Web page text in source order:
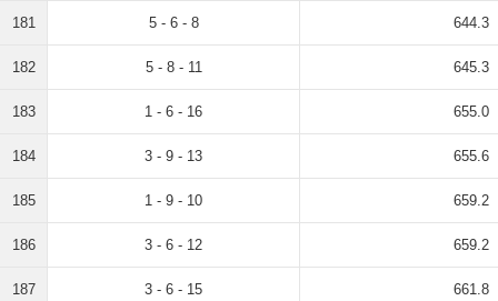
181 5 - 6 - 8 644.3
182 5 - 8 - 11 645.3
183 1 - 6 - 16 655.0
184 3 - 9 - 13 655.6
185 1 - 9 - 10 659.2
186 3 - 6 - 12 659.2
187 3 - 6 - 15 661.8